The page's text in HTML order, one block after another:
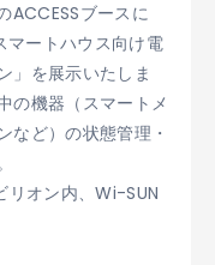
ブースに
マートハウス向け電
」を展示いたしま
の機器（スマートメ
など）の状態管理・
オン内、Wi-SUN